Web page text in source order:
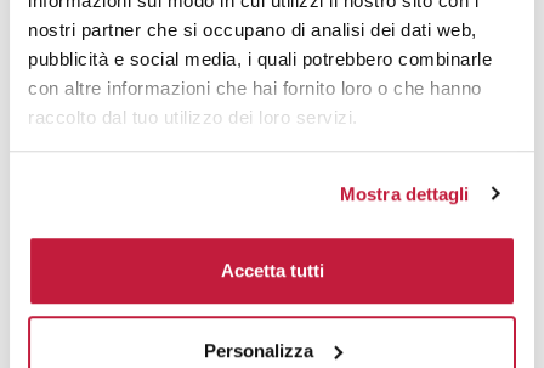
nostri partner che si occupano di analisi dei dati web,
pubblicità e social media, i quali potrebbero combinarle
con altre informazioni che hai fornito loro o che hanno
raccolto dal tuo utilizzo dei loro servizi.
Mostra dettagli
Accetta tutti
Personalizza
1000 € 12,51 € 13,25
1500 € 12,42 € 12,97
2000 € 12,42
€ 11,90
Tecniche di stampa